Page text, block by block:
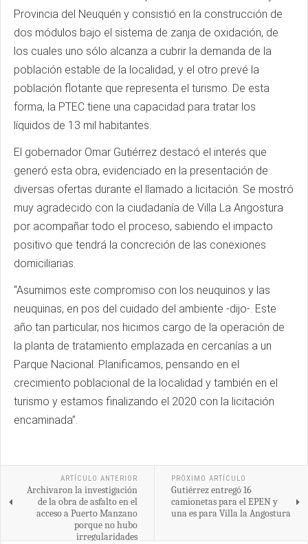
Provincia del Neuquén y consistió en la construcción de
dos módulos bajo el sistema de zanja de oxidación, de
los cuales uno sólo alcanza a cubrir la demanda de la
población estable de la localidad, y el otro prevé la
población flotante que representa el turismo. De esta
forma, la PTEC tiene una capacidad para tratar los
líquidos de 13 mil habitantes.
El gobernador Omar Gutiérrez destacó el interés que
generó esta obra, evidenciado en la presentación de
diversas ofertas durante el llamado a licitación. Se mostró
muy agradecido con la ciudadanía de Villa La Angostura
por acompañar todo el proceso, sabiendo el impacto
positivo que tendrá la concreción de las conexiones
domiciliarias.
“Asumimos este compromiso con los neuquinos y las
neuquinas, en pos del cuidado del ambiente -dijo-. Este
año tan particular, nos hicimos cargo de la operación de
la planta de tratamiento emplazada en cercanías a un
Parque Nacional. Planificamos, pensando en el
crecimiento poblacional de la localidad y también en el
turismo y estamos finalizando el 2020 con la licitación
encaminada”.
ARTÍCULO ANTERIOR
Archivaron la investigación
de la obra de asfalto en el
acceso a Puerto Manzano
porque no hubo
irregularidades
PRÓXIMO ARTÍCULO
Gutiérrez entregó 16
camionetas para el EPEN y
una es para Villa la Angostura